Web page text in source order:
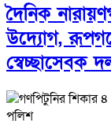
দৈনিক
উদ্যোগ,
স্বেচ্ছাসেবক